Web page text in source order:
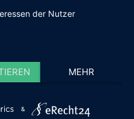
der Nutzer
MEHR
&